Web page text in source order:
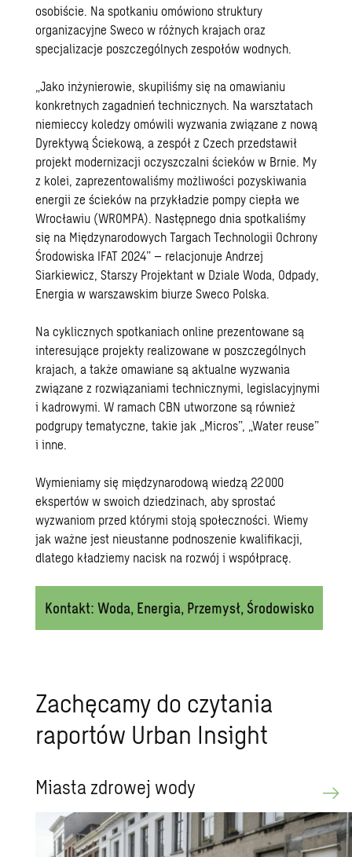
osobiście. Na spotkaniu omówiono struktury
organizacyjne Sweco w różnych krajach oraz
specjalizacje poszczególnych zespołów wodnych.
„Jako inżynierowie, skupiliśmy się na omawianiu
konkretnych zagadnień technicznych. Na warsztatach
niemieccy koledzy omówili wyzwania związane z nową
Dyrektywą Ściekową, a zespół z Czech przedstawił
projekt modernizacji oczyszczalni ścieków w Brnie. My
z kolei, zaprezentowaliśmy możliwości pozyskiwania
energii ze ścieków na przykładzie pompy ciepła we
Wrocławiu (WROMPA). Następnego dnia spotkaliśmy
się na Międzynarodowych Targach Technologii Ochrony
Środowiska IFAT 2024” – relacjonuje Andrzej
Siarkiewicz, Starszy Projektant w Dziale Woda, Odpady,
Energia w warszawskim biurze Sweco Polska.
Na cyklicznych spotkaniach online prezentowane są
interesujące projekty realizowane w poszczególnych
krajach, a także omawiane są aktualne wyzwania
związane z rozwiązaniami technicznymi, legislacyjnymi
i kadrowymi. W ramach CBN utworzone są również
podgrupy tematyczne, takie jak „Micros”, „Water reuse”
i inne.
Wymieniamy się międzynarodową wiedzą 22 000
ekspertów w swoich dziedzinach, aby sprostać
wyzwaniom przed którymi stoją społeczności. Wiemy
jak ważne jest nieustanne podnoszenie kwalifikacji,
dlatego kładziemy nacisk na rozwój i współpracę.
Kontakt: Woda, Energia, Przemysł, Środowisko
Zachęcamy do czytania
raportów Urban Insight
Miasta zdrowej wody